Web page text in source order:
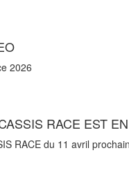
2026
RACE EST
RACE du 11 avril